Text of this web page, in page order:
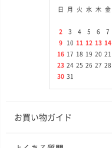
日 月 火 水 木 金
2
3 4 5 6 7
9
10 11 12 13 14
16 17 18 19 20 21
23 24 25 26 27 28
30 31
お買い物ガイド